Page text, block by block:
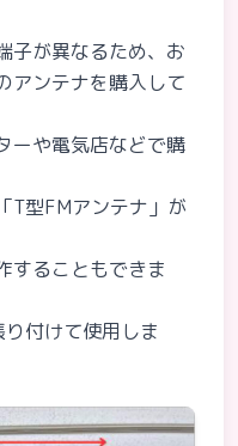
子が異なるため、お
アンテナを購入して
ーや電気店などで購
T型FMアンテナ」が
することもできま
付けて使用しま